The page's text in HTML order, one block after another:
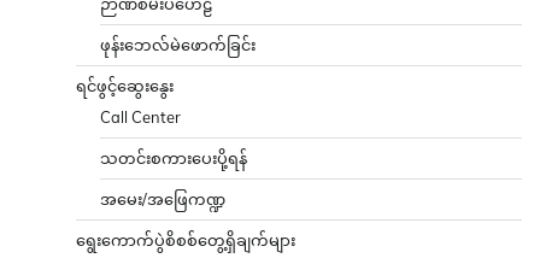
ဖုန်းဘေလ်မဲဖောက်ခြင်း
ရင်ဖွင့်ဆွေးနွေး
Call Center
သတင်းစကားပေးပို့ရန်
အမေး/အဖြေကဏ္ဍ
ရွေးကောက်ပွဲစိစစ်တွေ့ရှိချက်များ